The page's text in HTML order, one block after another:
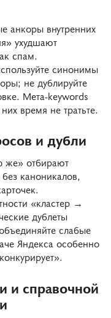
анкоры внутренних
ухудшают
спам.
синонимы
не дублируйте
Мета-keywords
время не тратьте.
и дубли
же» отбирают
каноникалов,
«кластер →
дублеты
слабые
Яндекса особенно
и справочной